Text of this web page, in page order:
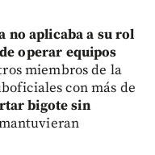
no aplicaba a su rol
operar equipos
miembros de la
con más de
bigote sin